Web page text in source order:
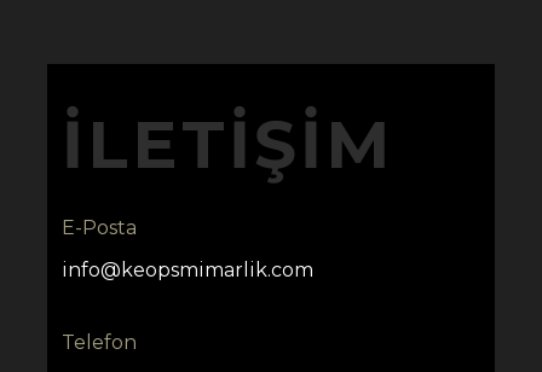
İLETIŞIM
E-Posta
info@keopsmimarlik.com
Telefon